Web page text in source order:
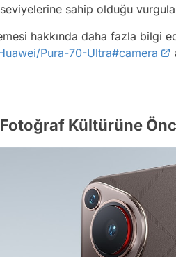
sahip olduğu
hakkında daha fazla bilgi
Pura-70-Ultra#camera
Kültürüne